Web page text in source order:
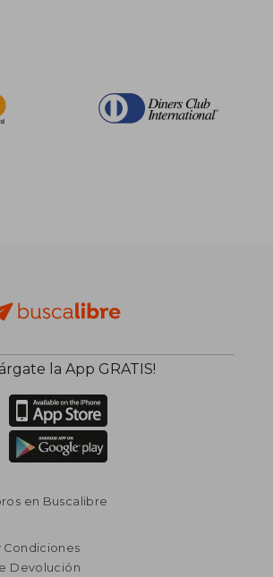
la App GRATIS!
en Buscalibre
Condiciones
Devolución